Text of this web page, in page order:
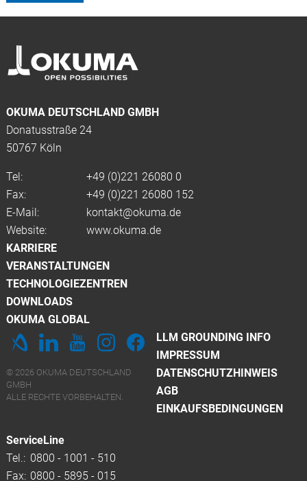
OKUMA DEUTSCHLAND GMBH
Donatusstraße 24
50767 Köln
Tel: +49 (0)221 26080 0
Fax:
+49 (0)221 26080 152
E-Mail:
kontakt@okuma.de
Website:
www.okuma.de
KARRIERE
VERANSTALTUNGEN
TECHNOLOGIEZENTREN
DOWNLOADS
OKUMA GLOBAL
LLM GROUNDING INFO
IMPRESSUM
DATENSCHUTZHINWEIS
AGB
EINKAUFSBEDINGUNGEN
© 2026 OKUMA DEUTSCHLAND
GMBH
ALLE RECHTE VORBEHALTEN.
ServiceLine
Tel.: 0800 - 1001 - 510
Fax: 0800 - 5895 - 015